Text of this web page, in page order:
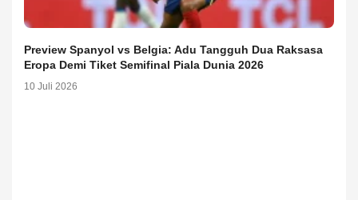
Preview Spanyol vs Belgia: Adu Tangguh Dua Raksasa
Eropa Demi Tiket Semifinal Piala Dunia 2026
10 Juli 2026